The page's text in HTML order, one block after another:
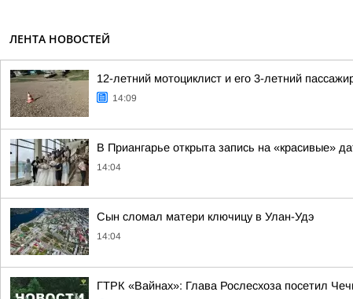
ЛЕНТА НОВОСТЕЙ
12-летний мотоциклист и его 3-летний
14:09
В Приангарье открыта запись на «красивые»
14:04
Сын сломал матери ключицу в Улан-Удэ
14:04
ГТРК «Вайнах»: Глава Рослесхоза посетил